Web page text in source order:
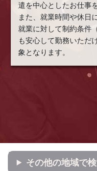
遣を中心としたお仕事
また、就業時間や休日
就業に対して制約条件
も安心して勤務いただ
象となります。
その他の地域で